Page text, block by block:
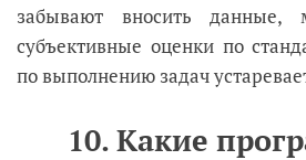
забывают вносить данные,
субъективные оценки по
по выполнению задач
10. Какие